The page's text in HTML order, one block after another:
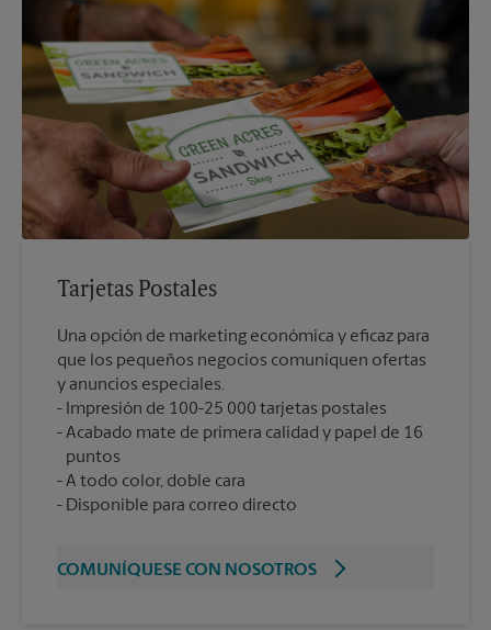
Tarjetas Postales
Una opción de marketing económica y eficaz para
que los pequeños negocios comuniquen ofertas
y anuncios especiales.
Impresión de 100-25 000 tarjetas postales
Acabado mate de primera calidad y papel de 16
puntos
A todo color, doble cara
Disponible para correo directo
COMUNÍQUESE CON NOSOTROS